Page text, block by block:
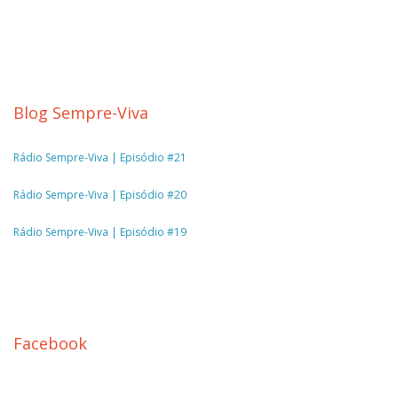
Blog Sempre-Viva
Rádio Sempre-Viva | Episódio #21
Rádio Sempre-Viva | Episódio #20
Rádio Sempre-Viva | Episódio #19
Facebook